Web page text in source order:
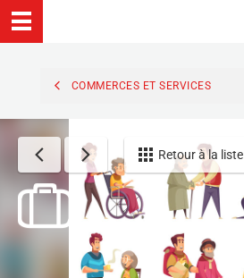
COMMERCES ET SERVICES
Retour à la liste